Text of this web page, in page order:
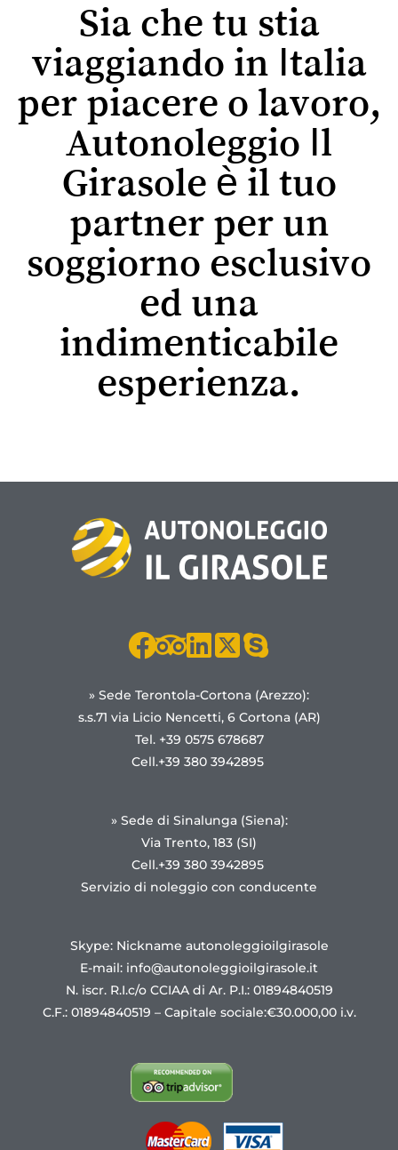
Sia che tu stia
viaggiando in Italia
per piacere o lavoro,
Autonoleggio Il
Girasole è il tuo
partner per un
soggiorno esclusivo
ed una
indimenticabile
esperienza.
» Sede Terontola-Cortona (Arezzo):
s.s.71 via Licio Nencetti, 6 Cortona (AR)
Tel. +39 0575 678687
Cell.+39 380 3942895
» Sede di Sinalunga (Siena):
Via Trento, 183 (SI)
Cell.+39 380 3942895
Servizio di noleggio con conducente
Skype: Nickname autonoleggioilgirasole
E-mail: info@autonoleggioilgirasole.it
N. iscr. R.I.c/o CCIAA di Ar. P.I.: 01894840519
C.F.: 01894840519 – Capitale sociale:€30.000,00 i.v.